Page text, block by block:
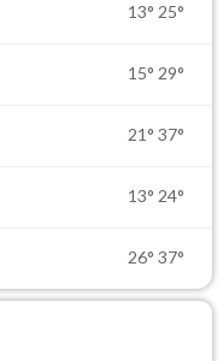
13° 25°
15° 29°
21° 37°
13° 24°
26° 37°